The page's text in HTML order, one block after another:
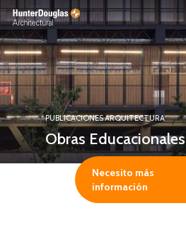
Skip
to
main
content
PUBLICACIONESARQUITECTURA
Obras Educacionales
Necesito más
información